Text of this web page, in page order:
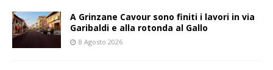
A Grinzane Cavour sono finiti i lavori in via
Garibaldi e alla rotonda al Gallo
8 Agosto 2026